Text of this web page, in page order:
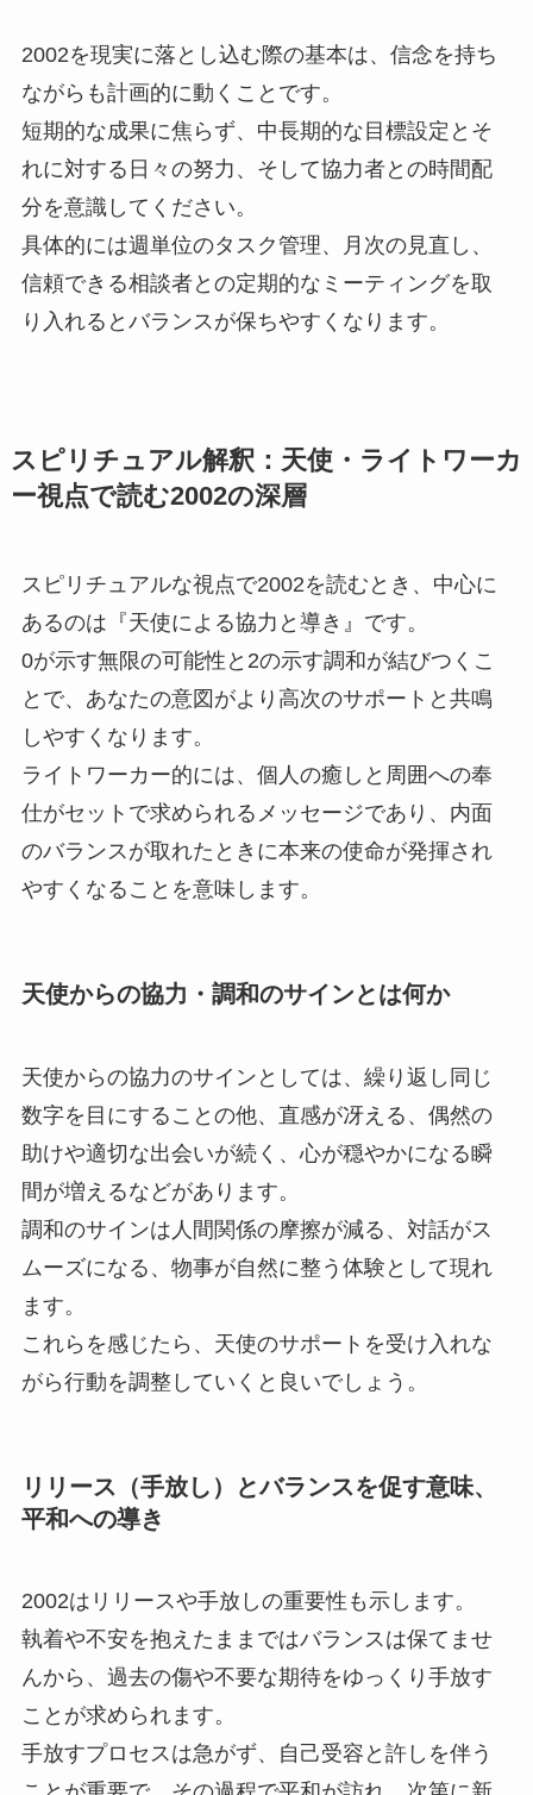
2002を現実に落とし込む際の基本は、信念を持ち
ながらも計画的に動くことです。
短期的な成果に焦らず、中長期的な目標設定とそ
れに対する日々の努力、そして協力者との時間配
分を意識してください。
具体的には週単位のタスク管理、月次の見直し、
信頼できる相談者との定期的なミーティングを取
り入れるとバランスが保ちやすくなります。
スピリチュアル解釈：天使・ライトワーカ
ー視点で読む2002の深層
スピリチュアルな視点で2002を読むとき、中心に
あるのは『天使による協力と導き』です。
0が示す無限の可能性と2の示す調和が結びつくこ
とで、あなたの意図がより高次のサポートと共鳴
しやすくなります。
ライトワーカー的には、個人の癒しと周囲への奉
仕がセットで求められるメッセージであり、内面
のバランスが取れたときに本来の使命が発揮され
やすくなることを意味します。
天使からの協力・調和のサインとは何か
天使からの協力のサインとしては、繰り返し同じ
数字を目にすることの他、直感が冴える、偶然の
助けや適切な出会いが続く、心が穏やかになる瞬
間が増えるなどがあります。
調和のサインは人間関係の摩擦が減る、対話がス
ムーズになる、物事が自然に整う体験として現れ
ます。
これらを感じたら、天使のサポートを受け入れな
がら行動を調整していくと良いでしょう。
リリース（手放し）とバランスを促す意味、
平和への導き
2002はリリースや手放しの重要性も示します。
執着や不安を抱えたままではバランスは保てませ
んから、過去の傷や不要な期待をゆっくり手放す
ことが求められます。
手放すプロセスは急がず、自己受容と許しを伴う